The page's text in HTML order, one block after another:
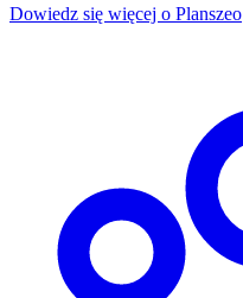
Dowiedz się więcej o Planszeo